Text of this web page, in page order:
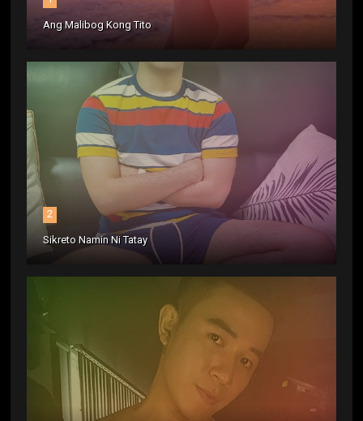
Ang Malibog Kong Tito
2
Sikreto Namin Ni Tatay